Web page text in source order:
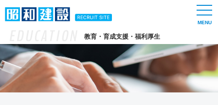
教育・育成支援・福利厚生